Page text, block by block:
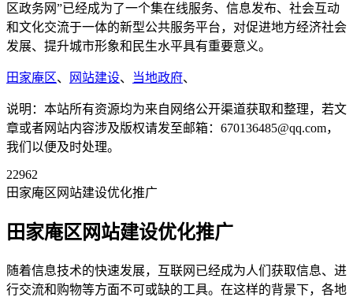
区政务网”已经成为了一个集在线服务、信息发布、社会互动
和文化交流于一体的新型公共服务平台，对促进地方经济社会
发展、提升城市形象和民生水平具有重要意义。
田家庵区、 网站建设、 当地政府、
说明：本站所有资源均为来自网络公开渠道获取和整理，若文
章或者网站内容涉及版权请发至邮箱：670136485@qq.com，
我们以便及时处理。
22962
田家庵区网站建设优化推广
田家庵区网站建设优化推广
随着信息技术的快速发展，互联网已经成为人们获取信息、进
行交流和购物等方面不可或缺的工具。在这样的背景下，各地